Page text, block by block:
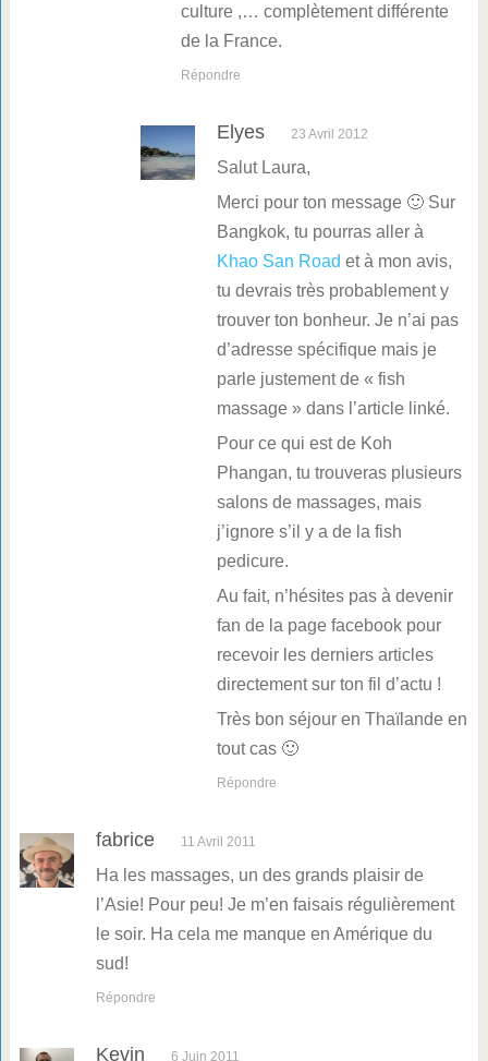
culture ,… complètement différente
de la France.
Répondre
Elyes 23 Avril 2012
Salut Laura,
Merci pour ton message 🙂 Sur
Bangkok, tu pourras aller à
Khao San Road et à mon avis,
tu devrais très probablement y
trouver ton bonheur. Je n’ai pas
d’adresse spécifique mais je
parle justement de « fish
massage » dans l’article linké.
Pour ce qui est de Koh
Phangan, tu trouveras plusieurs
salons de massages, mais
j’ignore s’il y a de la fish
pedicure.
Au fait, n’hésites pas à devenir
fan de la page facebook pour
recevoir les derniers articles
directement sur ton fil d’actu !
Très bon séjour en Thaïlande en
tout cas 🙂
Répondre
fabrice 11 Avril 2011
Ha les massages, un des grands plaisir de
l’Asie! Pour peu! Je m’en faisais régulièrement
le soir. Ha cela me manque en Amérique du
sud!
Répondre
Kevin 6 Juin 2011